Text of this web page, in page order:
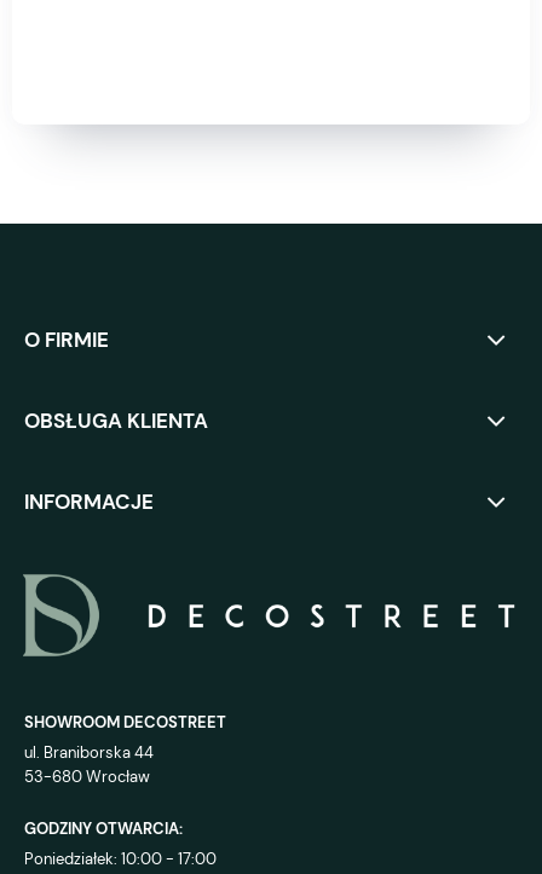
O FIRMIE
OBSŁUGA KLIENTA
INFORMACJE
SHOWROOM DECOSTREET
ul. Braniborska 44
53-680 Wrocław
GODZINY OTWARCIA:
Poniedziałek: 10:00 - 17:00